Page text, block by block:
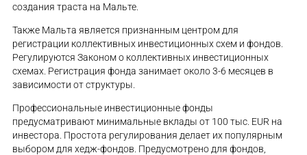
создания траста на Мальте.
Также Мальта является признанным центром для
регистрации коллективных инвестиционных схем и фондов.
Регулируются Законом о коллективных инвестиционных
схемах. Регистрация фонда занимает около 3-6 месяцев в
зависимости от структуры.
Профессиональные инвестиционные фонды
предусматривают минимальные вклады от 100 тыс. EUR на
инвестора. Простота регулирования делает их популярным
выбором для хедж-фондов. Предусмотрено для фондов,